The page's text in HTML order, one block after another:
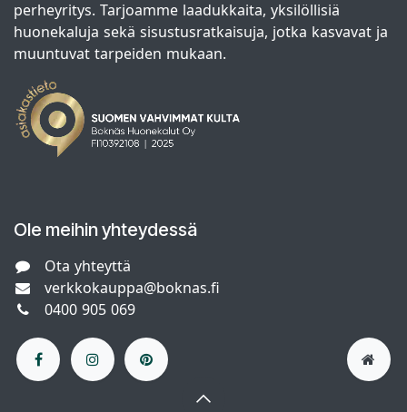
perheyritys. Tarjoamme laadukkaita, yksilöllisiä
huonekaluja sekä sisustusratkaisuja, jotka kasvavat ja
muuntuvat tarpeiden mukaan.
Ole meihin yhteydessä
Ota yhteyttä
verkkokauppa@boknas.fi
0400 905 069